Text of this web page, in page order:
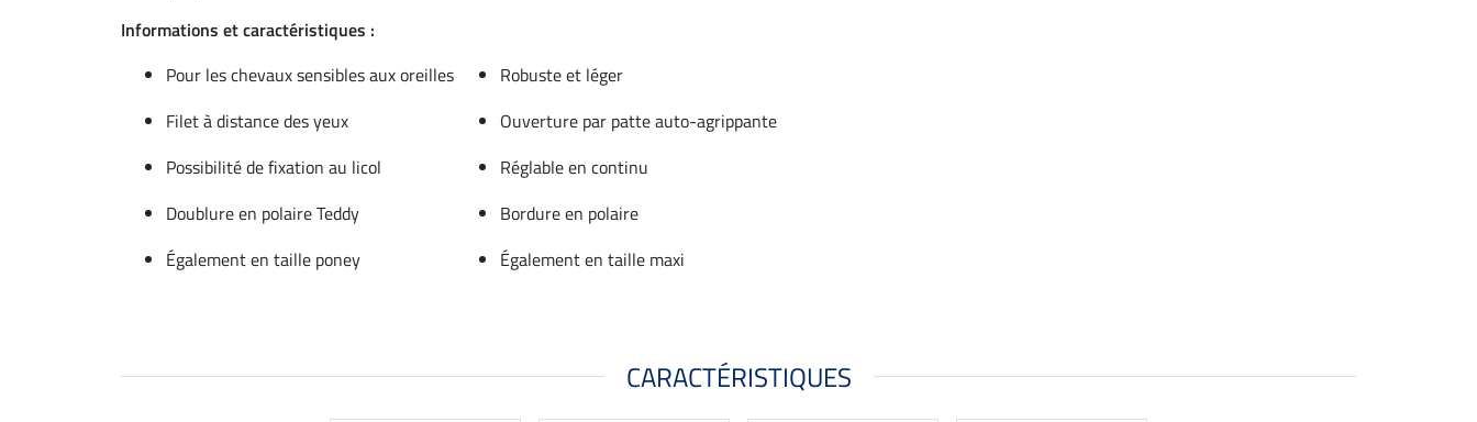
Informations et caractéristiques :
Pour les chevaux sensibles aux oreilles
Robuste et léger
Filet à distance des yeux
Ouverture par patte auto-agrippante
Possibilité de fixation au licol
Réglable en continu
Doublure en polaire Teddy
Bordure en polaire
Également en taille poney
Également en taille maxi
CARACTÉRISTIQUES